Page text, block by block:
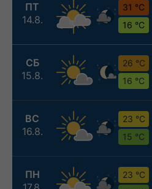
ПТ
14.8.
31 °C
16 °C
СБ
15.8.
26 °C
16 °C
ВС
16.8.
23 °C
15 °C
ПН
23 °C